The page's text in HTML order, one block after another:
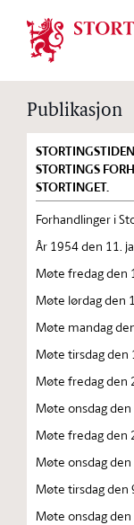
Publikasjon
STORTINGS
STORTINGET.
Forhandlinger i
År 1954 den 11.
Møte fredag den
Møte lørdag den
Møte mandag
Møte tirsdag den
Møte fredag den
Møte onsdag den
Møte fredag den
Møte onsdag
Møte tirsdag den
Møte onsdag